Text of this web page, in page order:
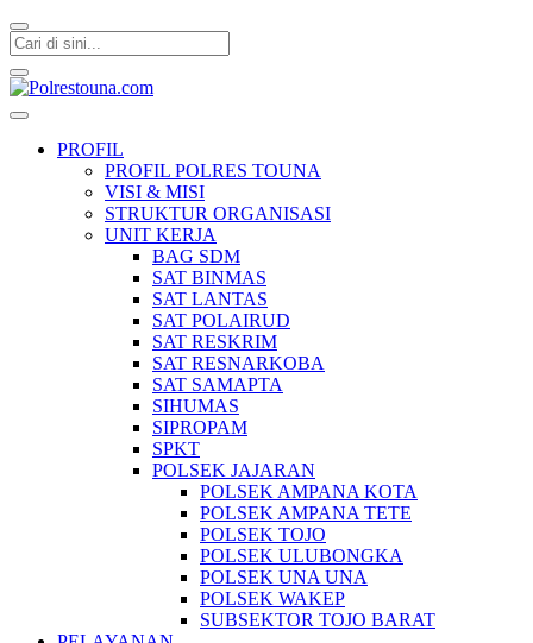
PROFIL
PROFIL POLRES TOUNA
VISI & MISI
STRUKTUR ORGANISASI
UNIT KERJA
BAG SDM
SAT BINMAS
SAT LANTAS
SAT POLAIRUD
SAT RESKRIM
SAT RESNARKOBA
SAT SAMAPTA
SIHUMAS
SIPROPAM
SPKT
POLSEK JAJARAN
POLSEK AMPANA KOTA
POLSEK AMPANA TETE
POLSEK TOJO
POLSEK ULUBONGKA
POLSEK UNA UNA
POLSEK WAKEP
SUBSEKTOR TOJO BARAT